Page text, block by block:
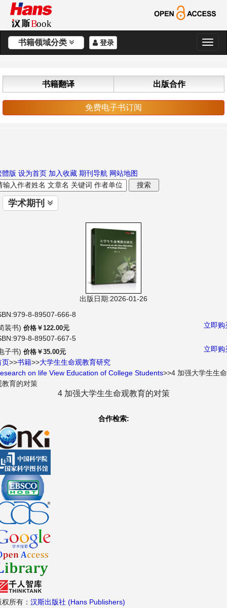
书籍领域分类 登录
切
换
航
书籍翻译 出版合作
免费电子书订阅
體版 设为首页 加入收藏 期刊导航 网站地图
学术期刊
出版日期:2026-01-26
8-89507-666-8
装书) 价格￥122.00元
立即购
8-89507-667-5
子书) 价格￥35.00元
立即购
页>>书籍>>大学生生命观教育研究
on life View Education of College Students>>4 加强大学生生命
教育的对策
4 加强大学生生命观教育的对策
合作检索:
权所有： 汉斯出版社 (Hans Publishers)